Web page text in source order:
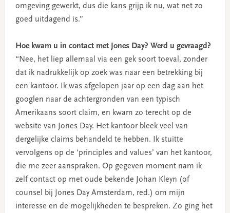
omgeving gewerkt, dus die kans grijp ik nu, wat net zo
goed uitdagend is.”
Hoe kwam u in contact met Jones Day? Werd u gevraagd?
“Nee, het liep allemaal via een gek soort toeval, zonder
dat ik nadrukkelijk op zoek was naar een betrekking bij
een kantoor. Ik was afgelopen jaar op een dag aan het
googlen naar de achtergronden van een typisch
Amerikaans soort claim, en kwam zo terecht op de
website van Jones Day. Het kantoor bleek veel van
dergelijke claims behandeld te hebben. Ik stuitte
vervolgens op de ‘principles and values’ van het kantoor,
die me zeer aanspraken. Op gegeven moment nam ik
zelf contact op met oude bekende Johan Kleyn (of
counsel bij Jones Day Amsterdam, red.) om mijn
interesse en de mogelijkheden te bespreken. Zo ging het